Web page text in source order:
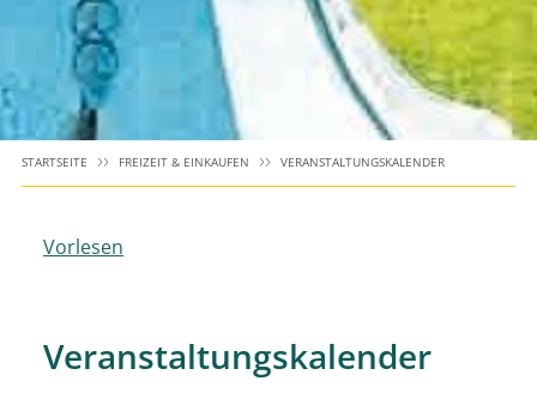
STARTSEITE FREIZEIT & EINKAUFEN VERANSTALTUNGSKALENDER
Vorlesen
Veranstaltungskalender